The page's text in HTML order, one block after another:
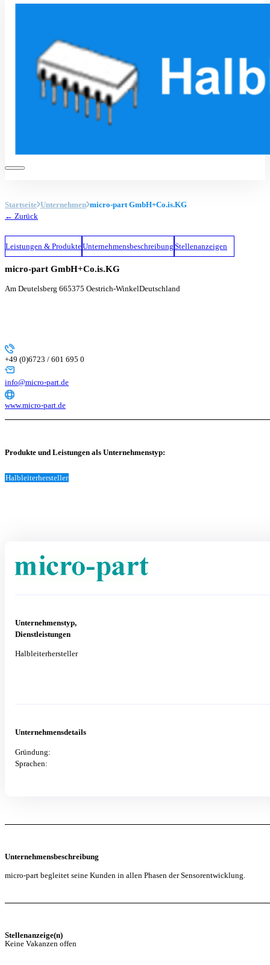
Startseite Unternehmen micro-part GmbH+Co.is.KG
← Zurück
Leistungen & ProdukteUnternehmensbeschreibung Stellenanzeigen
micro-part GmbH+Co.is.KG
Am Deutelsberg 665375 Oestrich-WinkelDeutschland
+49 (0)6723 / 601 695 0
info@micro-part.de
www.micro-part.de
Produkte und Leistungen als Unternehmenstyp:
Halbleiterhersteller
Unternehmenstyp,
Dienstleistungen
Halbleiterhersteller
Unternehmensdetails
Gründung:
Sprachen:
Unternehmensbeschreibung
micro-part begleitet seine Kunden in allen Phasen der Sensorentwicklung.
Stellenanzeige(n)
Keine Vakanzen offen